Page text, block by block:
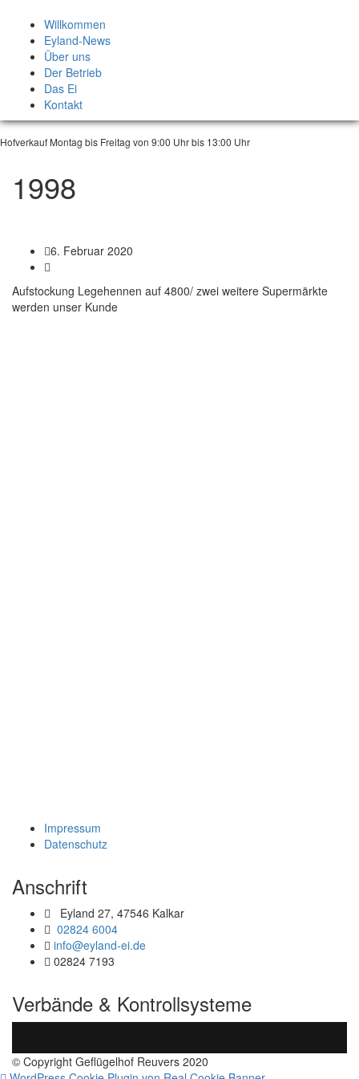
content
Willkommen
Eyland-News
Über uns
Der Betrieb
Das Ei
Kontakt
Hofverkauf Montag bis Freitag von 9:00 Uhr bis 13:00 Uhr
1998
6. Februar 2020
Aufstockung Legehennen auf 4800/ zwei weitere Supermärkte
werden unser Kunde
Impressum
Datenschutz
Anschrift
Eyland 27, 47546 Kalkar
02824 6004
info@eyland-ei.de
02824 7193
Verbände & Kontrollsysteme
© Copyright Geflügelhof Reuvers 2020